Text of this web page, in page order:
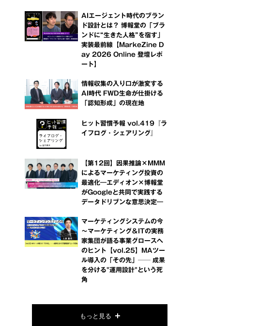
AIエージェント時代のブラン
ド設計とは？ 博報堂の「ブラ
ンドに“生きた人格”を宿す」
実装最前線【MarkeZine D
ay 2026 Online 登壇レポ
ート】
情報収集の入り口が激変する
AI時代 FWD生命が仕掛ける
「認知形成」の現在地
ヒット習慣予報 vol.419『ラ
イフログ・シェアリング』
【第12回】因果推論×MMM
によるマーケティング投資の
最適化―エディオン×博報堂
がGoogleと共同で実践する
データドリブンな意思決定―
マーケティングシステムの今
～マーケティング＆ITの実務
家集団が語る事業グロースへ
のヒント【vol.25】MAツー
ル導入の「その先」── 成果
を分ける"運用設計"という死
角
もっと見る